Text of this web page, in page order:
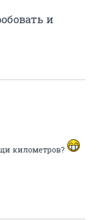
и
километров?